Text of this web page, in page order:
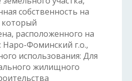
собственность на
который
расположенного на
Наро-Фоминский г.о.,
использования: Для
жилищного